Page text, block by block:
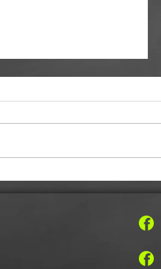
informace ke společnému vplutí do
roku 2021/2022